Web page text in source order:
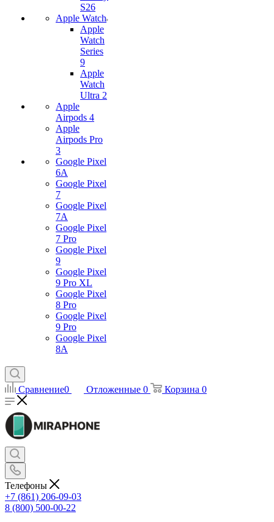
S26
Apple Watch
Apple
Watch
Series
9
Apple
Watch
Ultra 2
Apple
Airpods 4
Apple
Airpods Pro
3
Google Pixel
6A
Google Pixel
7
Google Pixel
7А
Google Pixel
7 Pro
Google Pixel
9
Google Pixel
9 Pro XL
Google Pixel
8 Pro
Google Pixel
9 Pro
Google Pixel
8A
Сравнение0 Отложенные 0 Корзина 0
Телефоны
+7 (861) 206-09-03
8 (800) 500-00-22